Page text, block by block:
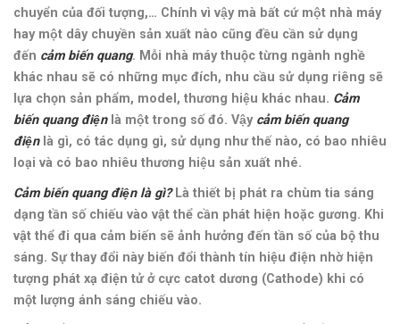
chuyển của đối tượng,… Chính vì vậy mà bất cứ một nhà máy
hay một dây chuyền sản xuất nào cũng đều cần sử dụng
đến cảm biến quang. Mỗi nhà máy thuộc từng ngành nghề
khác nhau sẽ có những mục đích, nhu cầu sử dụng riêng sẽ
lựa chọn sản phẩm, model, thương hiệu khác nhau. Cảm
biến quang điệnlà một trong số đó. Vậy cảm biến quang
điệnlà gì, có tác dụng gì, sử dụng như thế nào, có bao nhiêu
loại và có bao nhiêu thương hiệu sản xuất nhé.
Cảm biến quang điện là gì?Là thiết bị phát ra chùm tia sáng
dạng tần số chiếu vào vật thể cần phát hiện hoặc gương. Khi
vật thể đi qua cảm biến sẽ ảnh hưởng đến tần số của bộ thu
sáng. Sự thay đổi này biến đổi thành tín hiệu điện nhờ hiện
tượng phát xạ điện tử ở cực catot dương (Cathode) khi có
một lượng ánh sáng chiếu vào.